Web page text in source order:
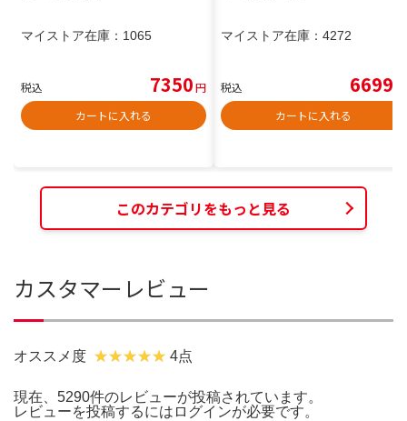
マイストア在庫： 1065
税込 7350円
カートに入れる
マイストア在庫： 4272
税込 6699
カートに入れる
このカテゴリをもっと見る
カスタマーレビュー
オススメ度 4点
現在、5290件のレビューが投稿されています。
レビューを投稿するには ログインが必要です。